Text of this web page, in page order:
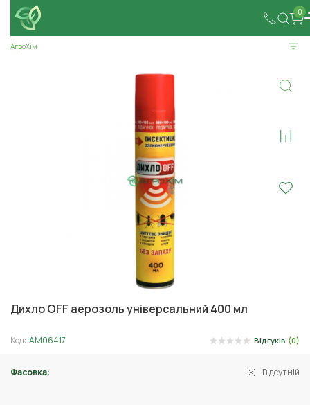
0
АгроХім
Дихло OFF аерозоль універсальний 400 мл
Код: АМ06417 Відгуків (0)
Фасовка: Відсутній